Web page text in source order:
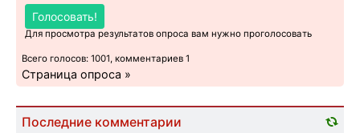
Голосовать!
Для просмотра результатов опроса вам нужно проголосовать
Всего голосов: 1001, комментариев 1
Страница опроса »
Последние комментарии